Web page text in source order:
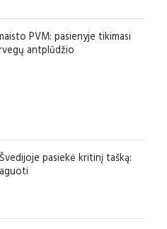
PVM: pasienyje tikimasi
antplūdžio
pasiekė kritinį tašką: